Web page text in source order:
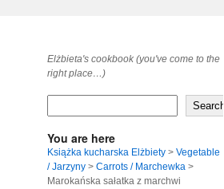
Elżbieta's cookbook (you've come to the
right place…)
Search
You are here
Książka kucharska Elżbiety > Vegetable
/ Jarzyny > Carrots / Marchewka >
Marokańska sałatka z marchwi